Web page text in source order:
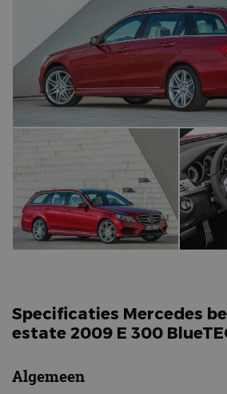
Specificaties Mercedes
estate 2009 E 300
Algemeen